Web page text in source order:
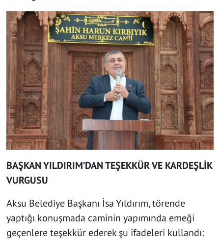
BAŞKAN YILDIRIM’DAN TEŞEKKÜR VE KARDEŞLİK
VURGUSU
Aksu Belediye Başkanı İsa Yıldırım, törende
yaptığı konuşmada caminin yapımında emeği
geçenlere teşekkür ederek şu ifadeleri kullandı: